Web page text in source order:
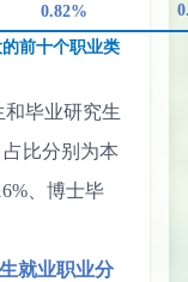
0.82%
前十个职业类
毕业研究生
比分别为本
、博士毕
就业职业分